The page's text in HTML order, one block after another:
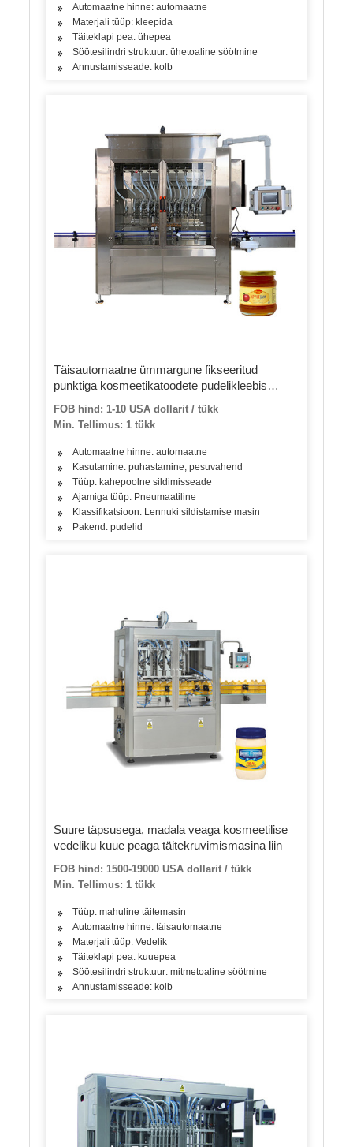
Automaatne hinne: automaatne
Materjali tüüp: kleepida
Täiteklapi pea: ühepea
Söötesilindri struktuur: ühetoaline söötmine
Annustamisseade: kolb
Täisautomaatne ümmargune fikseeritud
punktiga kosmeetikatoodete pudelikleebis
korkide etikett / pakendamis- /
pakendamismasin (ALB-510)
FOB hind: 1-10 USA dollarit / tükk
Min. Tellimus: 1 tükk
Automaatne hinne: automaatne
Kasutamine: puhastamine, pesuvahend
Tüüp: kahepoolne sildimisseade
Ajamiga tüüp: Pneumaatiline
Klassifikatsioon: Lennuki sildistamise masin
Pakend: pudelid
Suure täpsusega, madala veaga kosmeetilise
vedeliku kuue peaga täitekruvimismasina liin
FOB hind: 1500-19000 USA dollarit / tükk
Min. Tellimus: 1 tükk
Tüüp: mahuline täitemasin
Automaatne hinne: täisautomaatne
Materjali tüüp: Vedelik
Täiteklapi pea: kuuepea
Söötesilindri struktuur: mitmetoaline söötmine
Annustamisseade: kolb